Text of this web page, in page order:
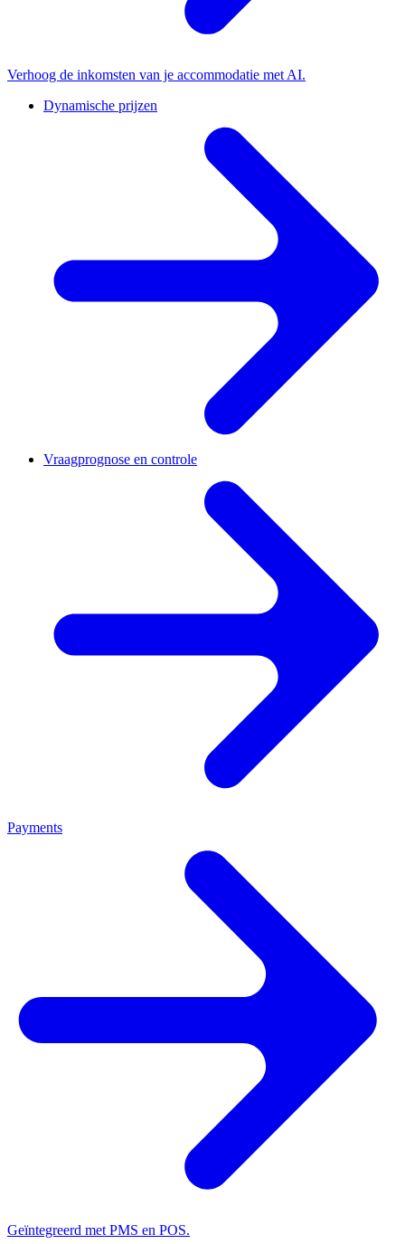
Verhoog de inkomsten van je accommodatie met AI.
Dynamische prijzen
Vraagprognose en controle
Payments
Geïntegreerd met PMS en POS.